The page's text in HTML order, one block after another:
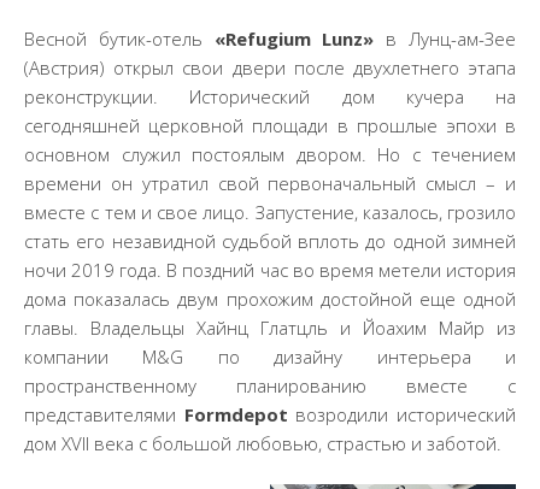
Весной бутик-отель «Refugium Lunz» в Лунц-ам-Зее
(Австрия) открыл свои двери после двухлетнего этапа
реконструкции. Исторический дом кучера на
сегодняшней церковной площади в прошлые эпохи в
основном служил постоялым двором. Но с течением
времени он утратил свой первоначальный смысл – и
вместе с тем и свое лицо. Запустение, казалось, грозило
стать его незавидной судьбой вплоть до одной зимней
ночи 2019 года. В поздний час во время метели история
дома показалась двум прохожим достойной еще одной
главы. Владельцы Хайнц Глатцль и Йоахим Майр из
компании M&G по дизайну интерьера и
пространственному планированию вместе с
представителями Formdepot возродили исторический
дом XVII века с большой любовью, страстью и заботой.